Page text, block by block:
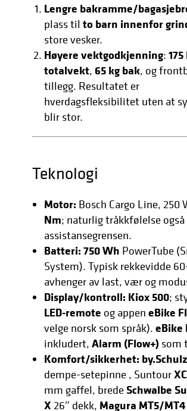
Lengre bakramme/
plass til to barn innenfor
store vesker.
Høyere vektgodkjenning:
totalvekt, 65 kg bak, og
tillegg. Resultatet er
hverdagsfleksibilitet uten at
blir stor.
Teknologi
Motor: Bosch Cargo Line, 250
Nm; naturlig tråkkfølelse også
assistansegrensen.
Batteri:750 Wh PowerTube
System). Typisk rekkevidde
avhenger av last, vær og
Display/kontroll: Kiox 500;
LED-remote og appen eBike
velge norsk som språk). eBike
inkludert, Alarm (Flow+)som
Komfort/sikkerhet:
dempe-setepinne , Suntour
mm gaffel, brede Schwalbe
X 26″ dekk, Magura MT5/MT4